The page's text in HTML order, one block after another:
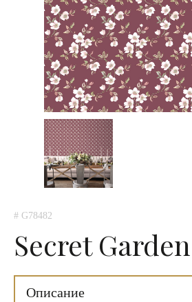
# G78482
Secret Garden
Описание